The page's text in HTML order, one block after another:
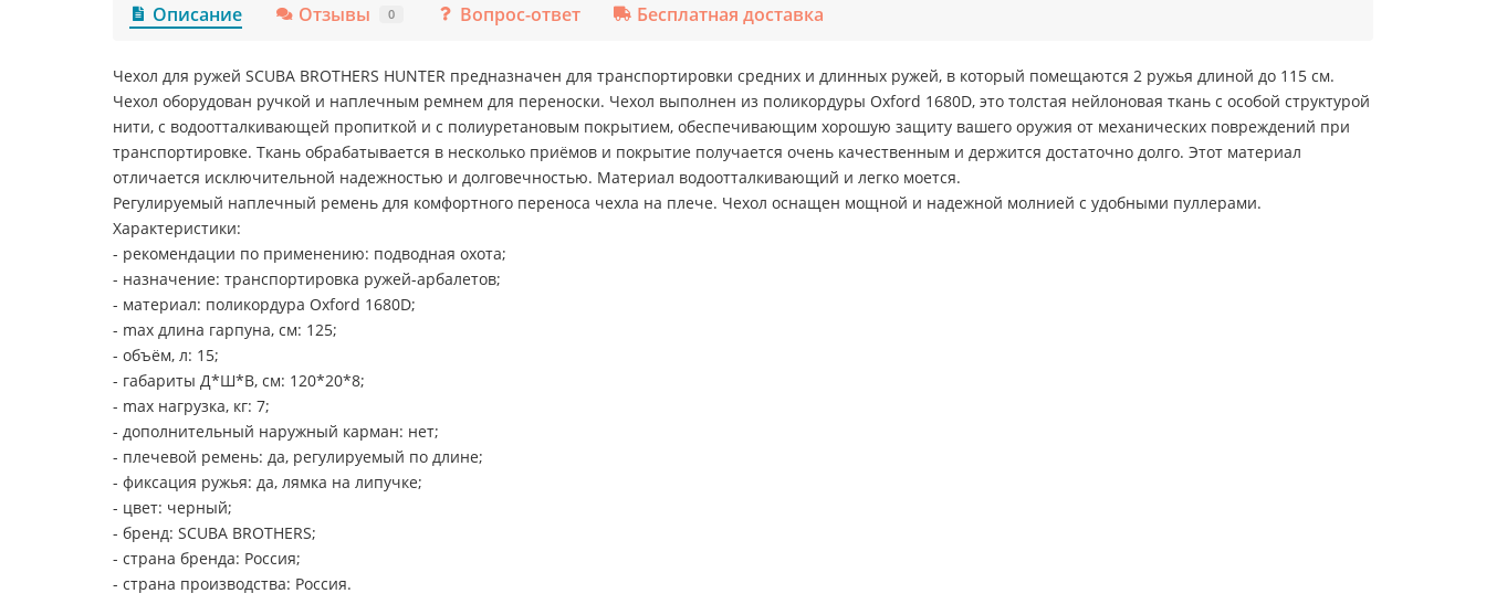
Описание Отзывы 0 Вопрос-ответ Бесплатная доставка
Чехол для ружей SCUBA BROTHERS HUNTER предназначен для транспортировки средних и длинных ружей, в который помещаются 2 ружья длиной до 115 см.
Чехол оборудован ручкой и наплечным ремнем для переноски. Чехол выполнен из поликордуры Oxford 1680D, это толстая нейлоновая ткань с особой структурой
нити, с водоотталкивающей пропиткой и с полиуретановым покрытием, обеспечивающим хорошую защиту вашего оружия от механических повреждений при
транспортировке. Ткань обрабатывается в несколько приёмов и покрытие получается очень качественным и держится достаточно долго. Этот материал
отличается исключительной надежностью и долговечностью. Материал водоотталкивающий и легко моется.
Регулируемый наплечный ремень для комфортного переноса чехла на плече. Чехол оснащен мощной и надежной молнией с удобными пуллерами.
Характеристики:
- рекомендации по применению: подводная охота;
- назначение: транспортировка ружей-арбалетов;
- материал: поликордура Oxford 1680D;
- max длина гарпуна, см: 125;
- объём, л: 15;
- габариты Д*Ш*В, см: 120*20*8;
- max нагрузка, кг: 7;
- дополнительный наружный карман: нет;
- плечевой ремень: да, регулируемый по длине;
- фиксация ружья: да, лямка на липучке;
- цвет: черный;
- бренд: SCUBA BROTHERS;
- страна бренда: Россия;
- страна производства: Россия.